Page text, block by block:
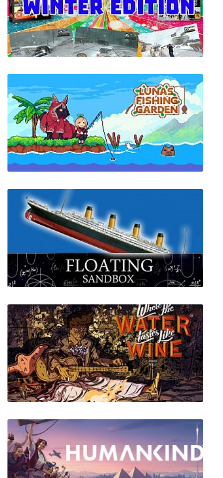
Hearts of Iron 2: Doomsday Armageddon
GTA: San Andreas - Winter Edition
Luna's Fishing Garden
Floating Sandbox